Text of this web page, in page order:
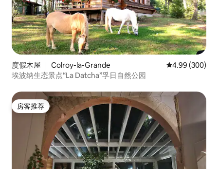
度假木屋 ｜ Colroy-la-Grande 平均评分 4.99
4.99 (300)
埃波纳生态景点“La Datcha”孚日自然公园
房客推荐
房客推荐